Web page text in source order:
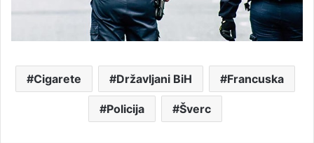
Cigarete Državljani BiH Francuska
Policija Šverc